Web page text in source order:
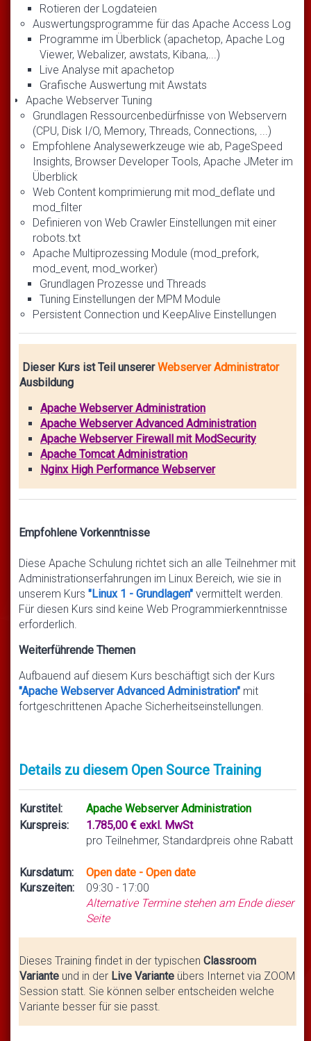
Rotieren der Logdateien
Auswertungsprogramme für das Apache Access Log
Programme im Überblick (apachetop, Apache Log
Viewer, Webalizer, awstats, Kibana,...)
Live Analyse mit apachetop
Grafische Auswertung mit Awstats
Apache Webserver Tuning
Grundlagen Ressourcenbedürfnisse von Webservern
(CPU, Disk I/O, Memory, Threads, Connections, ...)
Empfohlene Analysewerkzeuge wie ab, PageSpeed
Insights, Browser Developer Tools, Apache JMeter im
Überblick
Web Content komprimierung mit mod_deflate und
mod_filter
Definieren von Web Crawler Einstellungen mit einer
robots.txt
Apache Multiprozessing Module (mod_prefork,
mod_event, mod_worker)
Grundlagen Prozesse und Threads
Tuning Einstellungen der MPM Module
Persistent Connection und KeepAlive Einstellungen
Dieser Kurs ist Teil unsererWebserver Administrator
Ausbildung
Apache Webserver Administration
Apache Webserver Advanced Administration
Apache Webserver Firewall mit ModSecurity
Apache Tomcat Administration
Nginx High Performance Webserver
Empfohlene Vorkenntnisse
Diese Apache Schulung richtet sich an alle Teilnehmer mit
Administrationserfahrungen im Linux Bereich, wie sie in
unserem Kurs "Linux 1 - Grundlagen" vermittelt werden.
Für diesen Kurs sind keine Web Programmierkenntnisse
erforderlich.
Weiterführende Themen
Aufbauend auf diesem Kurs beschäftigt sich der Kurs
"Apache Webserver Advanced Administration" mit
fortgeschrittenen Apache Sicherheitseinstellungen.
Details zu diesem Open Source Training
Kurstitel:
Apache Webserver Administration
Kurspreis:
1.785,00 € exkl. MwSt
pro Teilnehmer, Standardpreis ohne Rabatt
Kursdatum:
Kurszeiten:
Open date - Open date
09:30 - 17:00
Alternative Termine stehen am Ende dieser
Seite
Dieses Training findet in der typischen Classroom
Variante und in der Live Variante übers Internet via ZOOM
Session statt. Sie können selber entscheiden welche
Variante besser für sie passt.